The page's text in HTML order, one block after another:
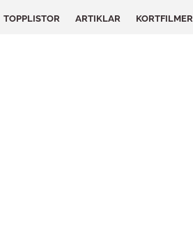
TOPPLISTOR ARTIKLAR KORTFILMER